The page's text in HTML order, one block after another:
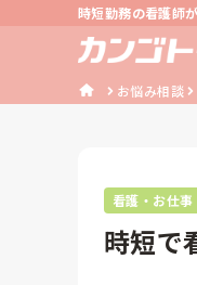
時短勤務の看護師
お悩み相談
看護・お仕事
時短で